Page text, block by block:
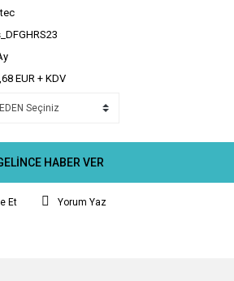
EUR + KDV
HABER VER
Et Yorum Yaz